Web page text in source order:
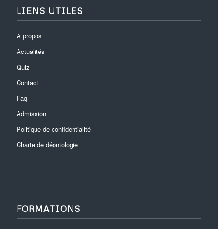
LIENS UTILES
À propos
Actualités
Quiz
Contact
Faq
Admission
Politique de confidentialité
Charte de déontologie
FORMATIONS